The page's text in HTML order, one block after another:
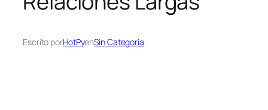
Escrito porHotPyenSin Categoria